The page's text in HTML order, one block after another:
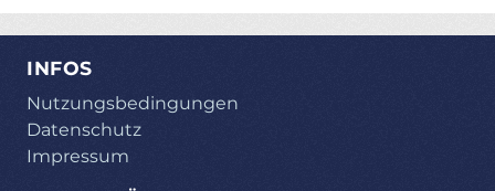
INFOS
Nutzungsbedingungen
Datenschutz
Impressum